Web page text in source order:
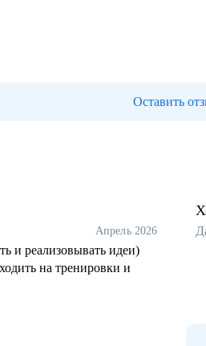
Оставить
Апрель 2026
и реализовывать идеи)
на тренировки и